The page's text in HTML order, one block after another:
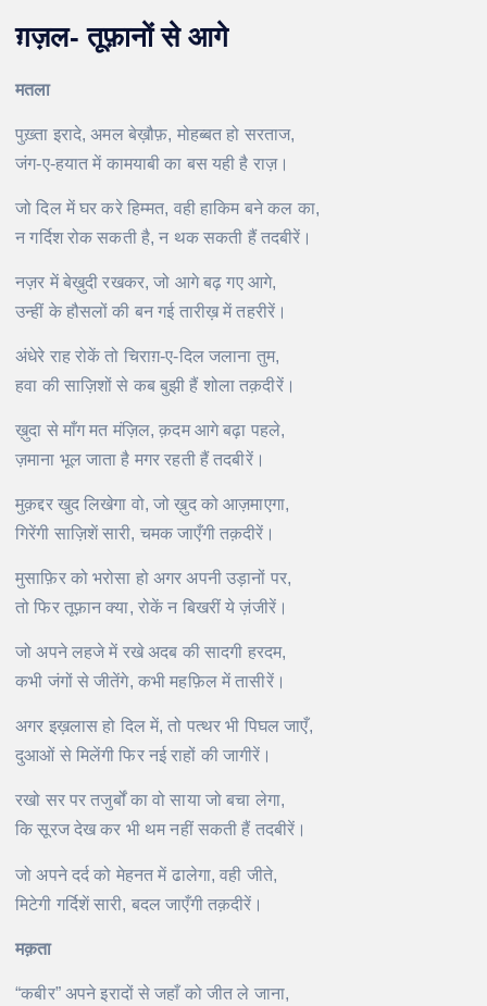
ग़ज़ल- तूफ़ानों से आगे
मतला
पुख़्ता इरादे, अमल बेख़ौफ़, मोहब्बत हो सरताज,
जंग-ए-हयात में कामयाबी का बस यही है राज़।
जो दिल में घर करे हिम्मत, वही हाकिम बने कल का,
न गर्दिश रोक सकती है, न थक सकती हैं तदबीरें।
नज़र में बेख़ुदी रखकर, जो आगे बढ़ गए आगे,
उन्हीं के हौसलों की बन गई तारीख़ में तहरीरें।
अंधेरे राह रोकें तो चिराग़-ए-दिल जलाना तुम,
हवा की साज़िशों से कब बुझी हैं शोला तक़दीरें।
ख़ुदा से माँग मत मंज़िल, क़दम आगे बढ़ा पहले,
ज़माना भूल जाता है मगर रहती हैं तदबीरें।
मुक़द्दर खुद लिखेगा वो, जो ख़ुद को आज़माएगा,
गिरेंगी साज़िशें सारी, चमक जाएँगी तक़दीरें।
मुसाफ़िर को भरोसा हो अगर अपनी उड़ानों पर,
तो फिर तूफ़ान क्या, रोकें न बिखरीं ये ज़ंजीरें।
जो अपने लहजे में रखे अदब की सादगी हरदम,
कभी जंगों से जीतेंगे, कभी महफ़िल में तासीरें।
अगर इख़लास हो दिल में, तो पत्थर भी पिघल जाएँ,
दुआओं से मिलेंगी फिर नई राहों की जागीरें।
रखो सर पर तजुर्बों का वो साया जो बचा लेगा,
कि सूरज देख कर भी थम नहीं सकती हैं तदबीरें।
जो अपने दर्द को मेहनत में ढालेगा, वही जीते,
मिटेगी गर्दिशें सारी, बदल जाएँगी तक़दीरें।
मक़ता
“कबीर” अपने इरादों से जहाँ को जीत ले जाना,